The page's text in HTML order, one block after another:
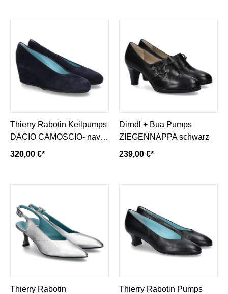
Thierry Rabotin Keilpumps
DACIO CAMOSCIO- navy/
dunkelblau
320,00 €*
Dirndl + Bua Pumps
ZIEGENNAPPA schwarz
239,00 €*
Thierry Rabotin
Thierry Rabotin Pumps